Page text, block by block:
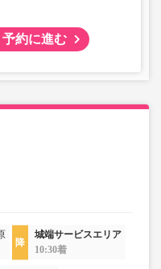
予約に進む
城端サービスエリア
10:30着